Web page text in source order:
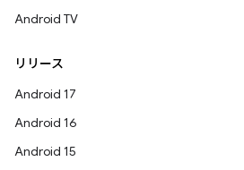
Android TV
リリース
Android 17
Android 16
Android 15